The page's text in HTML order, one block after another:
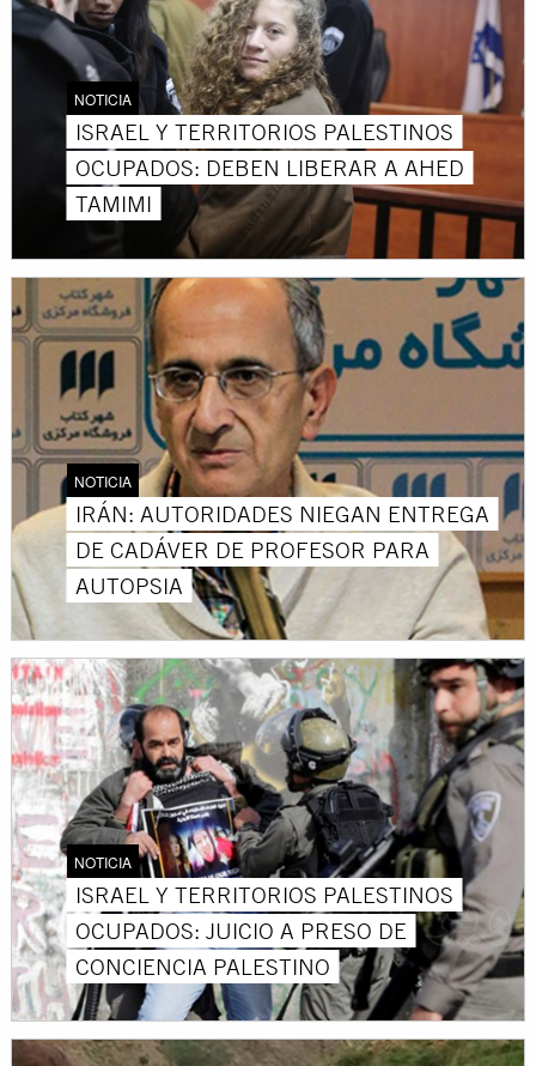
NOTICIA
ISRAEL Y TERRITORIOS PALESTINOS
OCUPADOS: DEBEN LIBERAR A AHED
TAMIMI
NOTICIA
IRÁN: AUTORIDADES NIEGAN ENTREGA
DE CADÁVER DE PROFESOR PARA
AUTOPSIA
NOTICIA
ISRAEL Y TERRITORIOS PALESTINOS
OCUPADOS: JUICIO A PRESO DE
CONCIENCIA PALESTINO